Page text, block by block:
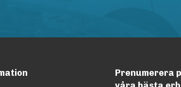
Prenumerera